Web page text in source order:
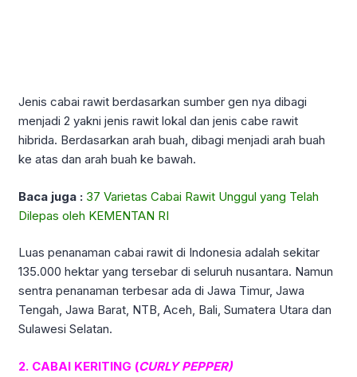
Jenis cabai rawit berdasarkan sumber gen nya dibagi
menjadi 2 yakni jenis rawit lokal dan jenis cabe rawit
hibrida. Berdasarkan arah buah, dibagi menjadi arah buah
ke atas dan arah buah ke bawah.
Baca juga : 37 Varietas Cabai Rawit Unggul yang Telah
Dilepas oleh KEMENTAN RI
Luas penanaman cabai rawit di Indonesia adalah sekitar
135.000 hektar yang tersebar di seluruh nusantara. Namun
sentra penanaman terbesar ada di Jawa Timur, Jawa
Tengah, Jawa Barat, NTB, Aceh, Bali, Sumatera Utara dan
Sulawesi Selatan.
2. CABAI KERITING (CURLY PEPPER)